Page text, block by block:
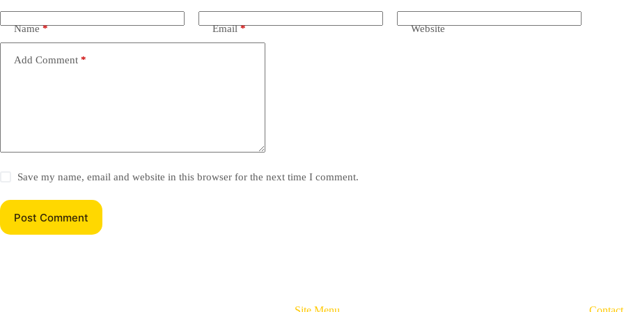
Name* Email* Website
Add Comment *
Save my name, email and website in this browser for the next time I comment.
Post Comment